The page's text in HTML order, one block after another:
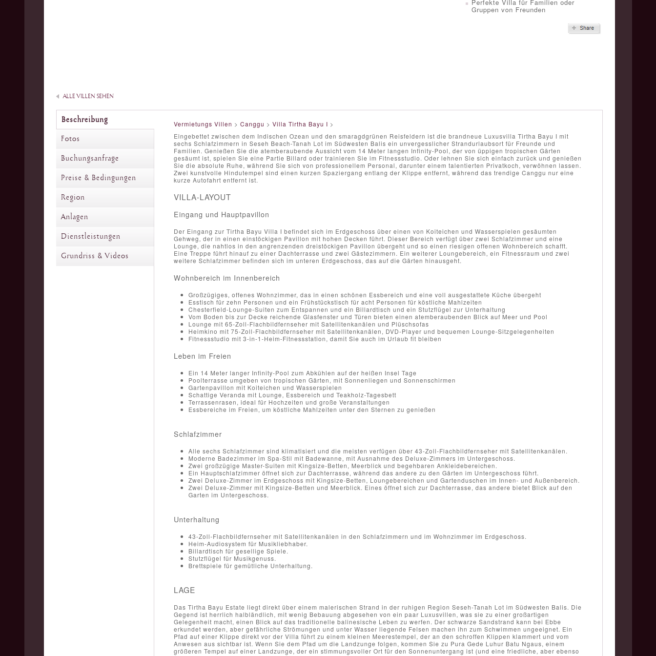
Perfekte Villa für Familien oder
Gruppen von Freunden
ALLE VILLEN SEHEN
Beschreibung
Fotos
Buchungsanfrage
Preise & Bedingungen
Region
Anlagen
Dienstleistungen
Grundriss & Videos
Vermietungs Villen > Canggu > Villa Tirtha Bayu I >
Eingebettet zwischen dem Indischen Ozean und den smaragdgrünen Reisfeldern ist die brandneue Luxusvilla Tirtha Bayu I mit
sechs Schlafzimmern in Seseh Beach-Tanah Lot im Südwesten Balis ein unvergesslicher Strandurlaubsort für Freunde und
Familien. Genießen Sie die atemberaubende Aussicht vom 14 Meter langen Infinity-Pool, der von üppigen tropischen Gärten
gesäumt ist, spielen Sie eine Partie Billard oder trainieren Sie im Fitnessstudio. Oder lehnen Sie sich einfach zurück und genießen
Sie die absolute Ruhe, während Sie sich von professionellem Personal, darunter einem talentierten Privatkoch, verwöhnen lassen.
Zwei kunstvolle Hindutempel sind einen kurzen Spaziergang entlang der Klippe entfernt, während das trendige Canggu nur eine
kurze Autofahrt entfernt ist.
VILLA-LAYOUT
Eingang und Hauptpavillon
Der Eingang zur Tirtha Bayu Villa I befindet sich im Erdgeschoss über einen von Koiteichen und Wasserspielen gesäumten
Gehweg, der in einen einstöckigen Pavillon mit hohen Decken führt. Dieser Bereich verfügt über zwei Schlafzimmer und eine
Lounge, die nahtlos in den angrenzenden dreistöckigen Pavillon übergeht und so einen riesigen offenen Wohnbereich schafft.
Eine Treppe führt hinauf zu einer Dachterrasse und zwei Gästezimmern. Ein weiterer Loungebereich, ein Fitnessraum und zwei
weitere Schlafzimmer befinden sich im unteren Erdgeschoss, das auf die Gärten hinausgeht.
Wohnbereich im Innenbereich
Großzügiges, offenes Wohnzimmer, das in einen schönen Essbereich und eine voll ausgestattete Küche übergeht
Esstisch für zehn Personen und ein Frühstückstisch für acht Personen für köstliche Mahlzeiten
Chesterfield-Lounge-Suiten zum Entspannen und ein Billardtisch und ein Stutzflügel zur Unterhaltung
Vom Boden bis zur Decke reichende Glasfenster und Türen bieten einen atemberaubenden Blick auf Meer und Pool
Lounge mit 65-Zoll-Flachbildfernseher mit Satellitenkanälen und Plüschsofas
Heimkino mit 75-Zoll-Flachbildfernseher mit Satellitenkanälen, DVD-Player und bequemen Lounge-Sitzgelegenheiten
Fitnessstudio mit 3-in-1-Heim-Fitnessstation, damit Sie auch im Urlaub fit bleiben
Leben im Freien
Ein 14 Meter langer Infinity-Pool zum Abkühlen auf der heißen Insel Tage
Poolterrasse umgeben von tropischen Gärten, mit Sonnenliegen und Sonnenschirmen
Gartenpavillon mit Koiteichen und Wasserspielen
Schattige Veranda mit Lounge, Essbereich und Teakholz-Tagesbett
Terrassenrasen, ideal für Hochzeiten und große Veranstaltungen
Essbereiche im Freien, um köstliche Mahlzeiten unter den Sternen zu genießen
Schlafzimmer
Alle sechs Schlafzimmer sind klimatisiert und die meisten verfügen über 43-Zoll-Flachbildfernseher mit Satellitenkanälen.
Moderne Badezimmer im Spa-Stil mit Badewanne, mit Ausnahme des Deluxe-Zimmers im Untergeschoss.
Zwei großzügige Master-Suiten mit Kingsize-Betten, Meerblick und begehbaren Ankleidebereichen.
Ein Hauptschlafzimmer öffnet sich zur Dachterrasse, während das andere zu den Gärten im Untergeschoss führt.
Zwei Deluxe-Zimmer im Erdgeschoss mit Kingsize-Betten, Loungebereichen und Gartenduschen im Innen- und Außenbereich.
Zwei Deluxe-Zimmer mit Kingsize-Betten und Meerblick. Eines öffnet sich zur Dachterrasse, das andere bietet Blick auf den
Garten im Untergeschoss.
Unterhaltung
43-Zoll-Flachbildfernseher mit Satellitenkanälen in den Schlafzimmern und im Wohnzimmer im Erdgeschoss.
Heim-Audiosystem für Musikliebhaber.
Billardtisch für gesellige Spiele.
Stutzflügel für Musikgenuss.
Brettspiele für gemütliche Unterhaltung.
LAGE
Das Tirtha Bayu Estate liegt direkt über einem malerischen Strand in der ruhigen Region Seseh-Tanah Lot im Südwesten Balis. Die
Gegend ist herrlich halbländlich, mit wenig Bebauung abgesehen von ein paar Luxusvillen, was sie zu einer großartigen
Gelegenheit macht, einen Blick auf das traditionelle balinesische Leben zu werfen. Der schwarze Sandstrand kann bei Ebbe
erkundet werden, aber gefährliche Strömungen und unter Wasser liegende Felsen machen ihn zum Schwimmen ungeeignet. Ein
Pfad auf einer Klippe direkt vor der Villa führt zu einem kleinen Meerestempel, der an den schroffen Klippen klammert und vom
Anwesen aus sichtbar ist. Wenn Sie dem Pfad um die Landzunge folgen, kommen Sie zu Pura Gede Luhur Batu Ngaus, einem
größeren Tempel auf einer Landzunge, der ein stimmungsvoller Ort für den Sonnenuntergang ist (und eine friedliche, aber ebenso